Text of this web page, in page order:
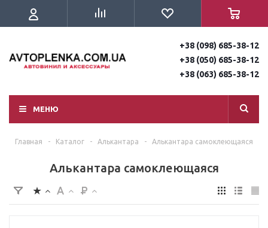
+38 (098) 685-38-12
+38 (050) 685-38-12
+38 (063) 685-38-12
МЕНЮ
Главная - Каталог - Алькантара - Алькантара самоклеющаяся
Алькантара самоклеющаяся